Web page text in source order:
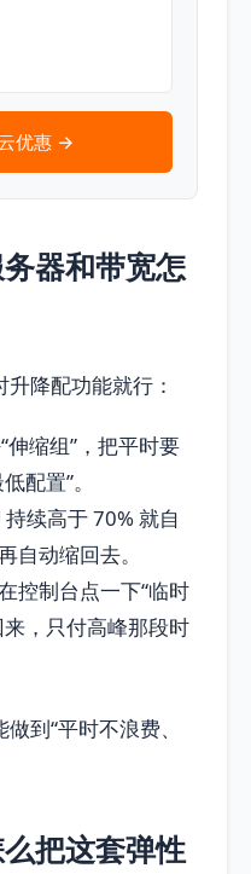
优惠 →
器和带宽怎
降配功能就行：
伸缩组”，把平时要
配置”。
续高于 70% 就自
自动缩回去。
控制台点一下“临时
，只付高峰那段时
到“平时不浪费、
把这套弹性